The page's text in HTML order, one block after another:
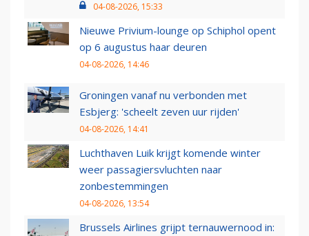
04-08-2026, 15:33
Nieuwe Privium-lounge op Schiphol opent
op 6 augustus haar deuren
04-08-2026, 14:46
Groningen vanaf nu verbonden met
Esbjerg: 'scheelt zeven uur rijden'
04-08-2026, 14:41
Luchthaven Luik krijgt komende winter
weer passagiersvluchten naar
zonbestemmingen
04-08-2026, 13:54
Brussels Airlines grijpt ternauwernood in: